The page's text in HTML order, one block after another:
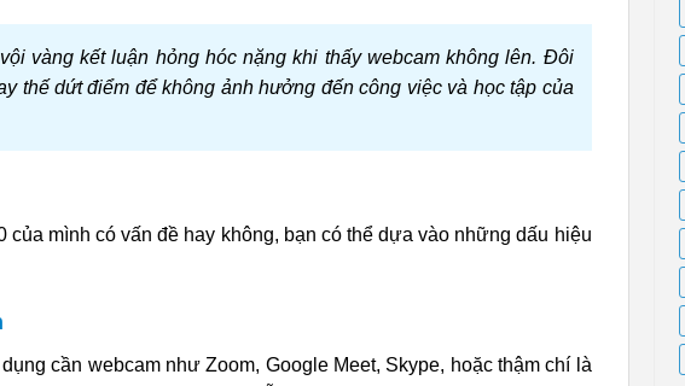
vàng kết luận hỏng hóc nặng khi thấy webcam không lên. Đôi
thế dứt điểm để không ảnh hưởng đến công việc và học tập của
mình có vấn đề hay không, bạn có thể dựa vào những dấu hiệu
cần webcam như Zoom, Google Meet, Skype, hoặc thậm chí là